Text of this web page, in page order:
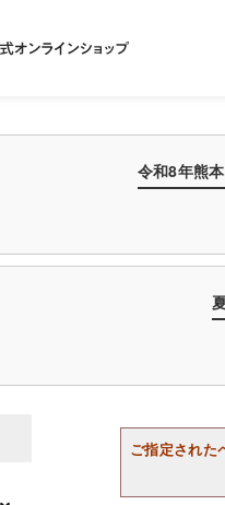
令和8年熊
ご指定された